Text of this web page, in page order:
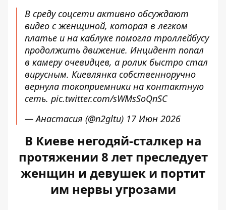
В среду соцсети активно обсуждают
видео с женщиной, которая в легком
платье и на каблуке помогла троллейбусу
продолжить движение. Инцидент попал
в камеру очевидцев, а ролик быстро стал
вирусным. Киевлянка собственноручно
вернула токоприемники на контактную
сеть. pic.twitter.com/sWMsSoQnSC
— Анастасия (@n2gltu) 17 Июн 2026
В Киеве негодяй-сталкер на
протяжении 8 лет преследует
женщин и девушек и портит
им нервы угрозами